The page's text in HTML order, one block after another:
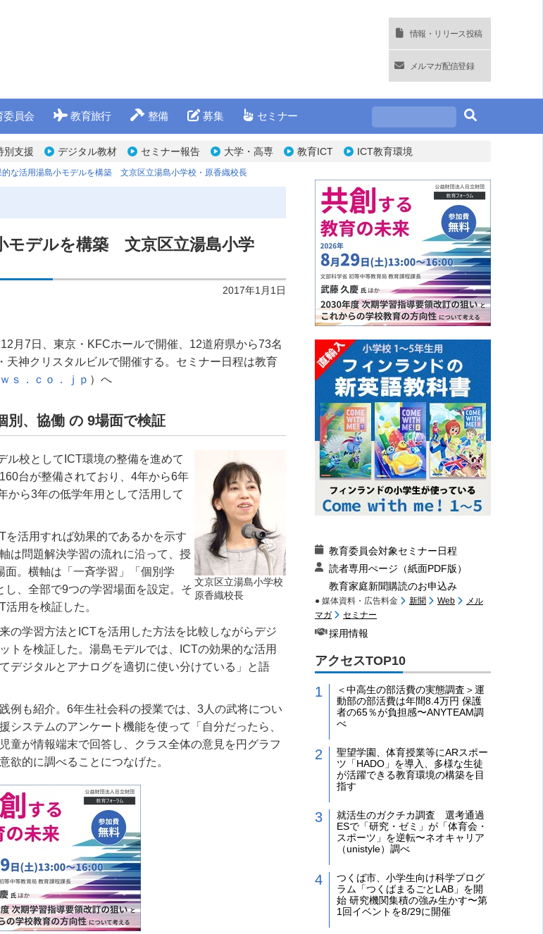
情報・リリース投稿
メルマガ配信登録
委員会 教育旅行 整備 募集 セミナー
別支援 デジタル教材 セミナー報告 大学・高専 教育ICT ICT教育環境
的な活用湯島小モデルを構築 文京区立湯島小学校・原香織校長
モデルを構築 文京区立湯島小学
2017年1月1日
月7日、東京・KFCホールで開催、12道府県から73名
天神クリスタルビルで開催する。セミナー日程は教育
ｓ．ｃｏ．ｊｐ ）へ
別、協働 の 9場面で検証
文京区立湯島小学校
原香織校長
ル校としてICT環境の整備を進めて
台が整備されており、4年から6年
から3年の低学年用として活用して
活用すれば効果的であるかを示す
は問題解決学習の流れに沿って、授
。横軸は「一斉学習」「個別学
、全部で9つの学習場面を設定。そ
用を検証した。
の学習方法とICTを活用した方法を比較しながらデジ
トを検証した。湯島モデルでは、ICTの効果的な活用
デジタルとアナログを適切に使い分けている」と語
例も紹介。6年生社会科の授業では、3人の武将につい
システムのアンケート機能を使って「自分だったら、
童が情報端末で回答し、クラス全体の意見を円グラフ
欲的に調べることにつなげた。
教育委員会対象セミナー日程
読者専用ぺージ（紙面PDF版）
教育家庭新聞購読のお申込み
● 媒体資料・広告料金 新聞 Web
メル
マガ
セミナー
採用情報
アクセスTOP10
＜中高生の部活費の実態調査＞運
動部の部活費は年間8.4万円 保護
者の65％が負担感〜ANYTEAM調
べ
聖望学園、体育授業等にARスポー
ツ「HADO」を導入、多様な生徒
が活躍できる教育環境の構築を目
指す
就活生のガクチカ調査 選考通過
ESで「研究・ゼミ」が「体育会・
スポーツ」を逆転〜ネオキャリア
（unistyle）調べ
つくば市、小学生向け科学プログ
ラム「つくばまるごとLAB」を開
始 研究機関集積の強み生かす〜第
1回イベントを8/29に開催